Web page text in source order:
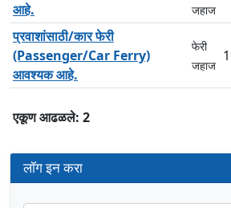
आहे.
जहाज
प्रवाशांसाठी/कार फेरी
(Passenger/Car Ferry)
आवश्यक आहे.
फेरी
जहाज
एकूण आढळले: 2
लॉग इन करा